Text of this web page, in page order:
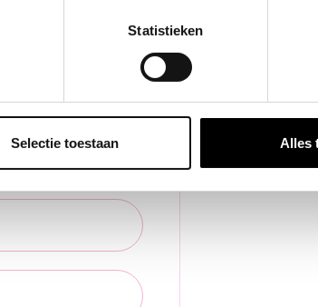
Statistieken
Selectie toestaan Alles